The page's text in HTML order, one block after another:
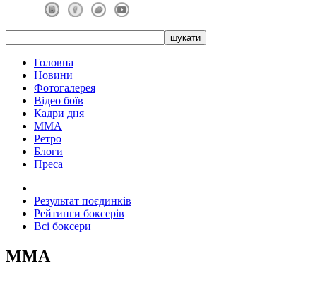
Головна
Новини
Фотогалерея
Відео боїв
Кадри дня
ММА
Ретро
Блоги
Преса
Результат поєдинків
Рейтинги боксерів
Всі боксери
ММА